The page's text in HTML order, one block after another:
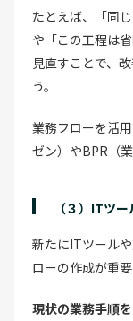
たとえば、「同
や「この工程は
見直すことで、
う。
業務フローを活
ゼン）やBPR（
（３）ITツ
新たにITツール
ローの作成が重
現状の業務手順